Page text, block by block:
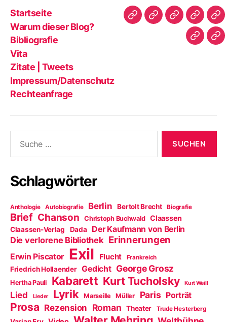
Startseite
Warum dieser Blog?
Bibliografie
Vita
Zitate | Tweets
Impressum/Datenschutz
Rechteanfrage
Startseite
WarumBibliografie
Vita
|
nach:
Schlagwörter
Anthologie Autobiografie Berlin Bertolt Brecht Biografie
Brief Chanson Christoph Buchwald Claassen
Claassen-Verlag Dada Der Kaufmann von Berlin
Die verlorene Bibliothek Erinnerungen
Erwin Piscator Exil Flucht Frankreich
Friedrich Hollaender Gedicht George Grosz
Hertha Pauli Kabarett Kurt Tucholsky Kurt Weill
Lied Lieder Lyrik Marseille Müller Paris Porträt
Prosa Rezension Roman Theater Trude Hesterberg